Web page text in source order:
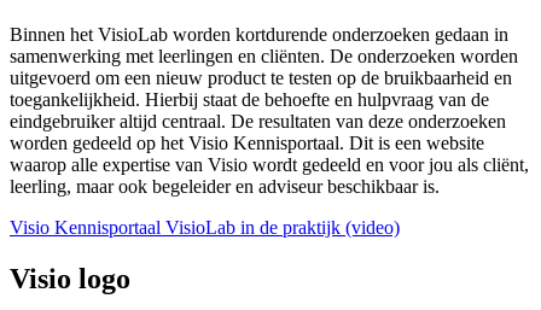
Binnen het VisioLab worden kortdurende onderzoeken gedaan in
samenwerking met leerlingen en cliënten. De onderzoeken worden
uitgevoerd om een nieuw product te testen op de bruikbaarheid en
toegankelijkheid. Hierbij staat de behoefte en hulpvraag van de
eindgebruiker altijd centraal. De resultaten van deze onderzoeken
worden gedeeld op het Visio Kennisportaal. Dit is een website
waarop alle expertise van Visio wordt gedeeld en voor jou als cliënt,
leerling, maar ook begeleider en adviseur beschikbaar is.
Visio Kennisportaal VisioLab in de praktijk (video)
Visio logo